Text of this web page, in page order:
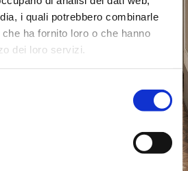
i quali potrebbero combinarle
ha fornito loro o che hanno
dei loro servizi.